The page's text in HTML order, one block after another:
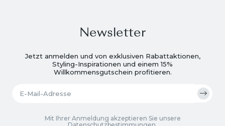
Newsletter
Jetzt anmelden und von exklusiven Rabattaktionen,
Styling-Inspirationen und einem 15%
Willkommensgutschein profitieren.
Mit Ihrer Anmeldung akzeptieren Sie unsere